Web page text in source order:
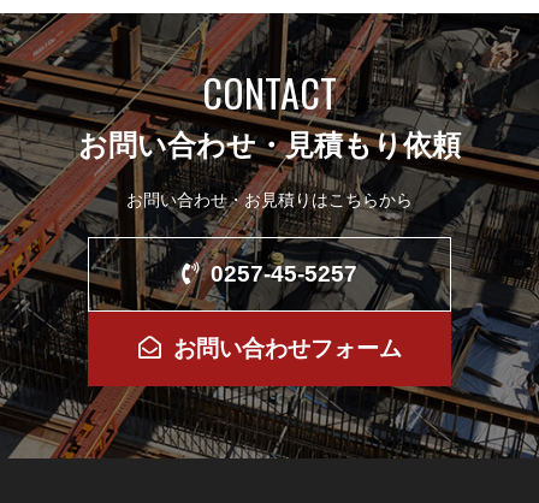
CONTACT
お問い合わせ・見積もり依頼
お問い合わせ・お見積りはこちらから
0257-45-5257
お問い合わせフォーム